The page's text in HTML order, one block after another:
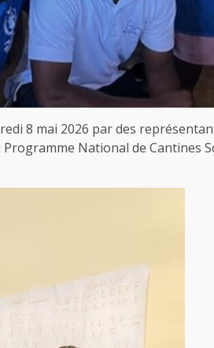
8 mai 2026 par des
National de Cantines